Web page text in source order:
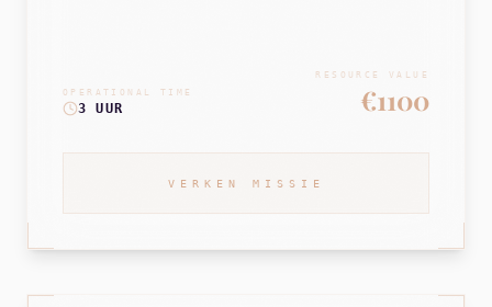
OPERATIONAL TIME
3 UUR
RESOURCE VALUE
€1100
VERKEN MISSIE